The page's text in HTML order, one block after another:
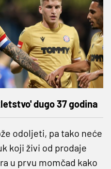
dugo 37 godina
odoljeti, pa tako neće
koji živi od prodaje
u prvu momčad kako